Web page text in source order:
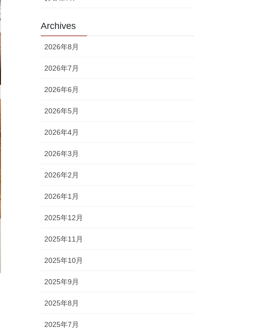
Archives
2026年8月
2026年7月
2026年6月
2026年5月
2026年4月
2026年3月
2026年2月
2026年1月
2025年12月
2025年11月
2025年10月
2025年9月
2025年8月
2025年7月